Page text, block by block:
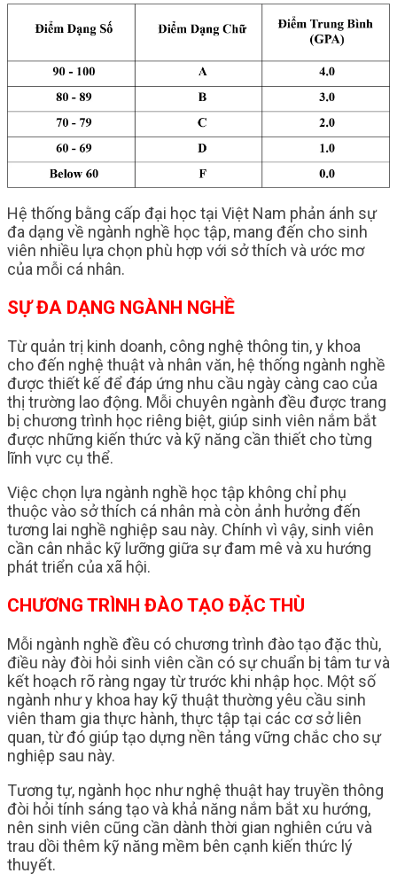
Hệ thống bằng cấp đại học tại Việt Nam phản ánh sự
đa dạng về ngành nghề học tập, mang đến cho sinh
viên nhiều lựa chọn phù hợp với sở thích và ước mơ
của mỗi cá nhân.
SỰ ĐA DẠNG NGÀNH NGHỀ
Từ quản trị kinh doanh, công nghệ thông tin, y khoa
cho đến nghệ thuật và nhân văn, hệ thống ngành nghề
được thiết kế để đáp ứng nhu cầu ngày càng cao của
thị trường lao động. Mỗi chuyên ngành đều được trang
bị chương trình học riêng biệt, giúp sinh viên nắm bắt
được những kiến thức và kỹ năng cần thiết cho từng
lĩnh vực cụ thể.
Việc chọn lựa ngành nghề học tập không chỉ phụ
thuộc vào sở thích cá nhân mà còn ảnh hưởng đến
tương lai nghề nghiệp sau này. Chính vì vậy, sinh viên
cần cân nhắc kỹ lưỡng giữa sự đam mê và xu hướng
phát triển của xã hội.
CHƯƠNG TRÌNH ĐÀO TẠO ĐẶC THÙ
Mỗi ngành nghề đều có chương trình đào tạo đặc thù,
điều này đòi hỏi sinh viên cần có sự chuẩn bị tâm tư và
kết hoạch rõ ràng ngay từ trước khi nhập học. Một số
ngành như y khoa hay kỹ thuật thường yêu cầu sinh
viên tham gia thực hành, thực tập tại các cơ sở liên
quan, từ đó giúp tạo dựng nền tảng vững chắc cho sự
nghiệp sau này.
Tương tự, ngành học như nghệ thuật hay truyền thông
đòi hỏi tính sáng tạo và khả năng nắm bắt xu hướng,
nên sinh viên cũng cần dành thời gian nghiên cứu và
trau dồi thêm kỹ năng mềm bên cạnh kiến thức lý
thuyết.